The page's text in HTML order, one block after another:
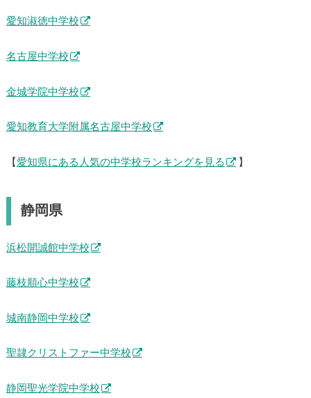
愛知淑徳中学校
名古屋中学校
金城学院中学校
愛知教育大学附属名古屋中学校
【 愛知県にある人気の中学校ランキングを見る 】
静岡県
浜松開誠館中学校
藤枝順心中学校
城南静岡中学校
聖隷クリストファー中学校
静岡聖光学院中学校